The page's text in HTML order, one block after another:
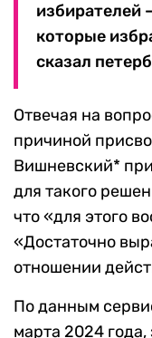
избирателей
которые
сказал
Отвечая на
причиной
Вишневский*
для такого
что «для этого
«Достаточно
отношении
По данным
марта 2024 года,